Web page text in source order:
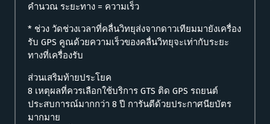
คำนวณ ระยะทาง = ความเร็ว
* ช่วง วัดช่วงเวลาที่คลื่นวิทยุส่งจากดาวเทียมมายังเครื่อง
รับ GPS คูณด้วยความเร็วของคลื่นวิทยุจะเท่ากับระยะ
ทางที่เครื่องรับ
ส่วนเสริมท้ายประโยค
8 เหตุผลที่ควรเลือกใช้บริการ GTS​ ติด GPS รถยนต์
ประสบการณ์มากกว่า 8 ปี การันตีด้วยประกาศนียบัตร
มากมาย